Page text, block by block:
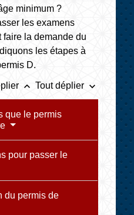
minimum ?
les examens
faire la demande du
les étapes à
D.
keyboard_arrow_up Tout déplier keyboard_arrow_down
que le permis
pour passer le
du permis de